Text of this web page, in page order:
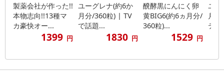
製薬会社が作った!!
本物志向!!13種マ
カ豪快オー...
1399 円
ユーグレナ(約6か
月分/360粒) | TV
で話題...
1830 円
醗酵黒にんにく卵
黄BIG6(約6ヵ月分/
360粒)...
1529 円
ユー
月
テ